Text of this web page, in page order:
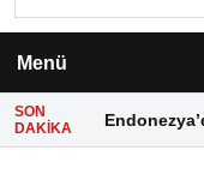
Menü
SON
DAKIKA